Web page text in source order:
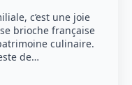
c’est une joie
brioche française
culinaire.
de…